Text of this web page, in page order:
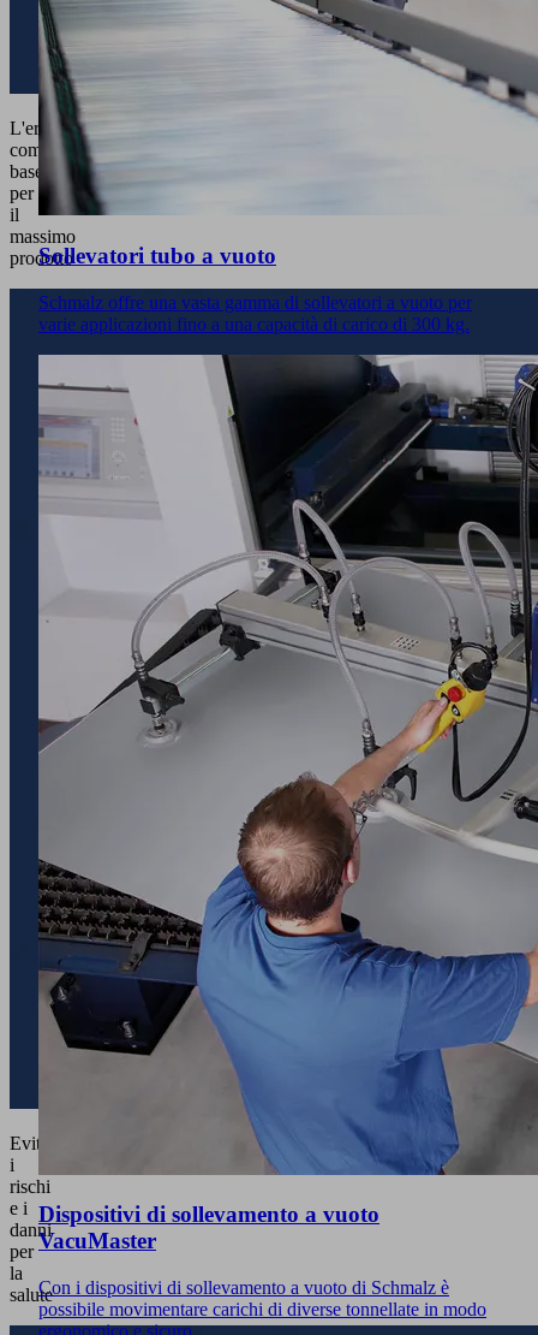
L'ergonomia
come
base
per
il
massimo
prodotto
Evitare
i
rischi
e i
danni
per
la
salute
Sollevatori tubo a vuoto
Schmalz offre una vasta gamma di sollevatori a vuoto per
varie applicazioni fino a una capacità di carico di 300 kg.
Dispositivi di sollevamento a vuoto
VacuMaster
Con i dispositivi di sollevamento a vuoto di Schmalz è
possibile movimentare carichi di diverse tonnellate in modo